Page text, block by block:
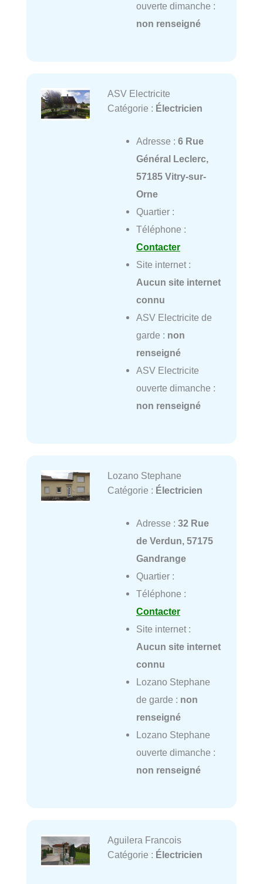
ouverte dimanche :
non renseigné
ASV Electricite
Catégorie : Électricien
Adresse : 6 Rue
Général Leclerc,
57185 Vitry-sur-
Orne
Quartier :
Téléphone :
Contacter
Site internet :
Aucun site internet
connu
ASV Electricite de
garde : non
renseigné
ASV Electricite
ouverte dimanche :
non renseigné
Lozano Stephane
Catégorie : Électricien
Adresse : 32 Rue
de Verdun, 57175
Gandrange
Quartier :
Téléphone :
Contacter
Site internet :
Aucun site internet
connu
Lozano Stephane
de garde : non
renseigné
Lozano Stephane
ouverte dimanche :
non renseigné
Aguilera Francois
Catégorie : Électricien